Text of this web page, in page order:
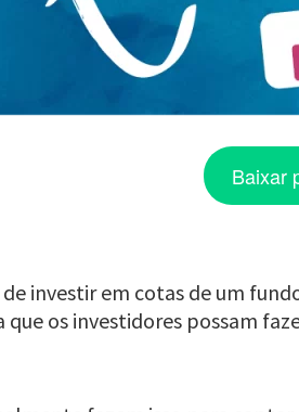
Baixar
investir em cotas de um
que os investidores possam